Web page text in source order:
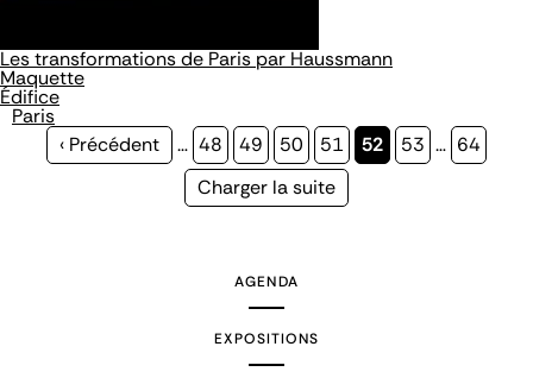
Les transformations de Paris par Haussmann
Maquette
Édifice
Paris
Page
‹ Précédent … Page
48 Page
49 Page
50 Page
51
Page
52 Page
53 … Page
64
Page
Charger la suite
AGENDA
EXPOSITIONS